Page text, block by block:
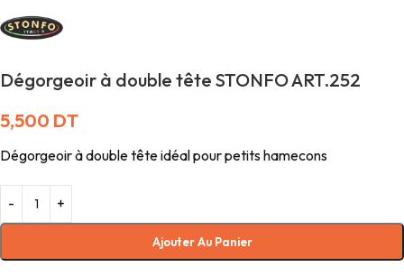
Dégorgeoir à double tête STONFO ART.252
5,500 DT
Dégorgeoir à double tête idéal pour petits hamecons
Ajouter Au Panier